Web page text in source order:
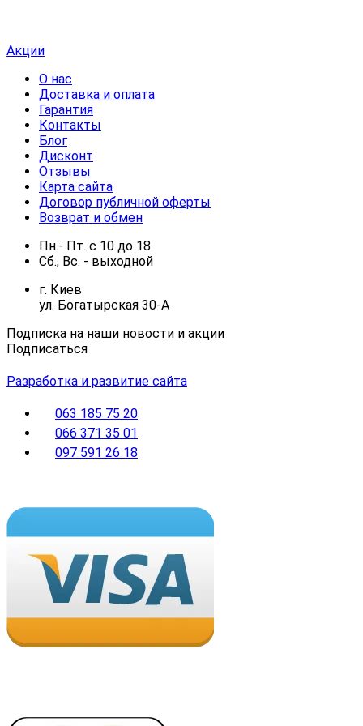
Акции
О нас
Доставка и оплата
Гарантия
Контакты
Блог
Дисконт
Отзывы
Карта сайта
Договор публичной оферты
Возврат и обмен
Пн.- Пт. с 10 до 18
Сб., Вс. - выходной
г. Киев
ул. Богатырская 30-А
Подписка на наши новости и акции
Подписаться
Разработка и развитие сайта
063 185 75 20
066 371 35 01
097 591 26 18